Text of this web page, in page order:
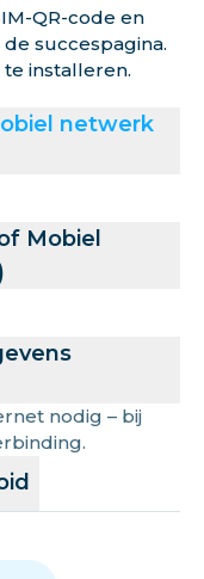
QR-code en
succespagina.
installeren.
netwerk
Mobiel
nodig – bij